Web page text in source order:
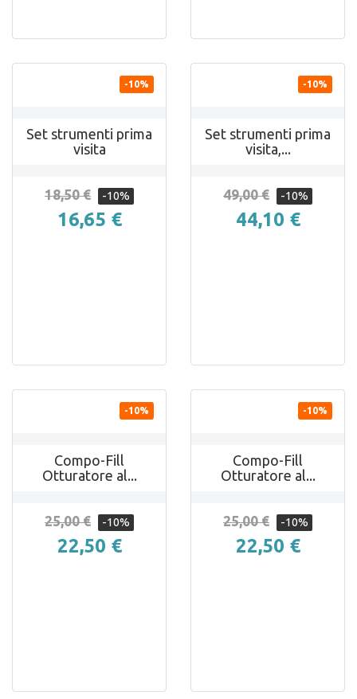
-10%

Set strumenti prima
visita
18,50 € -10%
16,65 €
-10%

Set strumenti prima
visita,...
49,00 € -10%
44,10 €
-10%

Compo-Fill
Otturatore al...
25,00 € -10%
22,50 €
-10%

Compo-Fill
Otturatore al...
25,00 € -10%
22,50 €

